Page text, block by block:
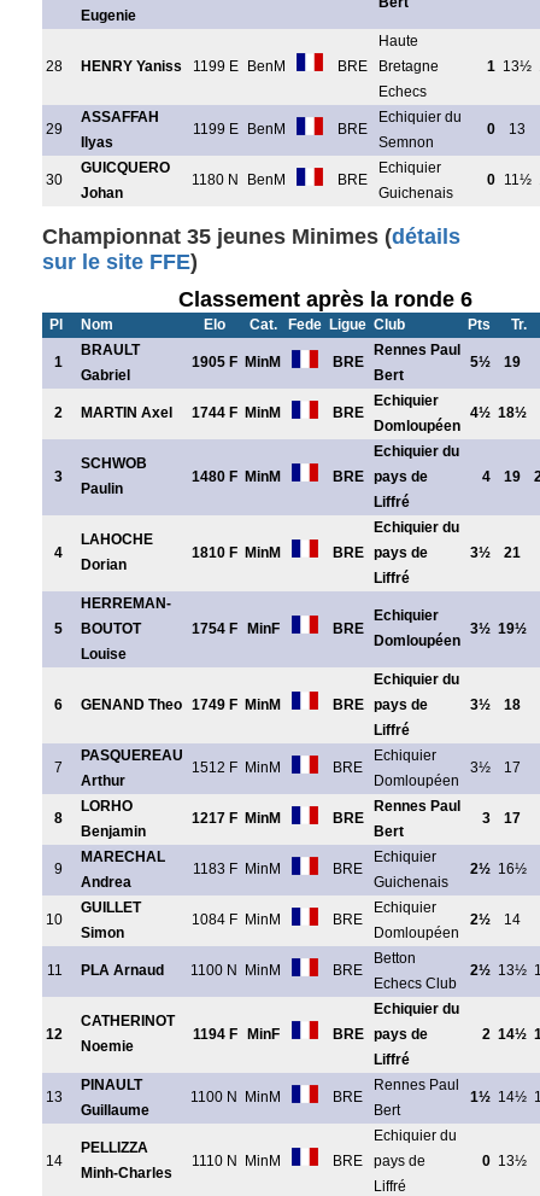
Eugenie
28 HENRY Yaniss 1199 E BenM BRE
Haute
Bretagne
Echecs
1 13½
29
ASSAFFAH
Ilyas
1199 E BenM BRE
Echiquier du
Semnon
0 13
30
GUICQUERO
Johan
1180 N BenM BRE
Echiquier
Guichenais
0 11½
Championnat 35 jeunes Minimes (détails
sur le site FFE)
Classement après la ronde 6
Pl Nom Elo Cat. Fede Ligue Club Pts Tr.
1
BRAULT
Gabriel
1905 F MinM BRE
Rennes Paul
Bert
5½ 19
2 MARTIN Axel 1744 F MinM BRE
Echiquier
Domloupéen
4½ 18½
3
SCHWOB
Paulin
1480 F MinM BRE
Echiquier du
pays de
Liffré
4 19
4
LAHOCHE
Dorian
1810 F MinM BRE
Echiquier du
pays de
Liffré
3½ 21
5
HERREMAN-
BOUTOT
Louise
1754 F MinF BRE
Echiquier
Domloupéen
3½ 19½
6 GENAND Theo 1749 F MinM BRE
Echiquier du
pays de
Liffré
3½ 18
7
PASQUEREAU
Arthur
1512 F MinM BRE
Echiquier
Domloupéen
3½ 17
8
LORHO
Benjamin
1217 F MinM BRE
Rennes Paul
Bert
3 17
9
MARECHAL
Andrea
1183 F MinM BRE
Echiquier
Guichenais
2½ 16½
10
GUILLET
Simon
1084 F MinM BRE
Echiquier
Domloupéen
2½ 14
11 PLA Arnaud 1100 N MinM BRE
Betton
Echecs Club
2½ 13½
12
CATHERINOT
Noemie
1194 F MinF BRE
Echiquier du
pays de
Liffré
2 14½
13
PINAULT
Guillaume
1100 N MinM BRE
Rennes Paul
Bert
1½ 14½
14
PELLIZZA
Minh-Charles
1110 N MinM BRE
Echiquier du
pays de
Liffré
0 13½